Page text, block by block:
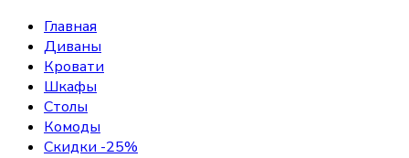
Главная
Диваны
Кровати
Шкафы
Столы
Комоды
Скидки -25%